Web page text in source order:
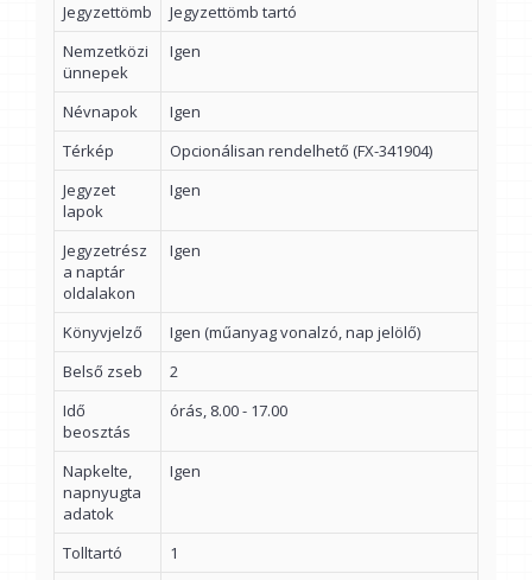
Jegyzettömb
Jegyzettömb tartó
Nemzetközi
ünnepek
Igen
Névnapok
Igen
Térkép
Opcionálisan rendelhető (FX-341904)
Jegyzet
lapok
Igen
Jegyzetrész
a naptár
oldalakon
Igen
Könyvjelző
Igen (műanyag vonalzó, nap jelölő)
Belső zseb
2
Idő
beosztás
órás, 8.00 - 17.00
Napkelte,
napnyugta
adatok
Igen
Tolltartó
1